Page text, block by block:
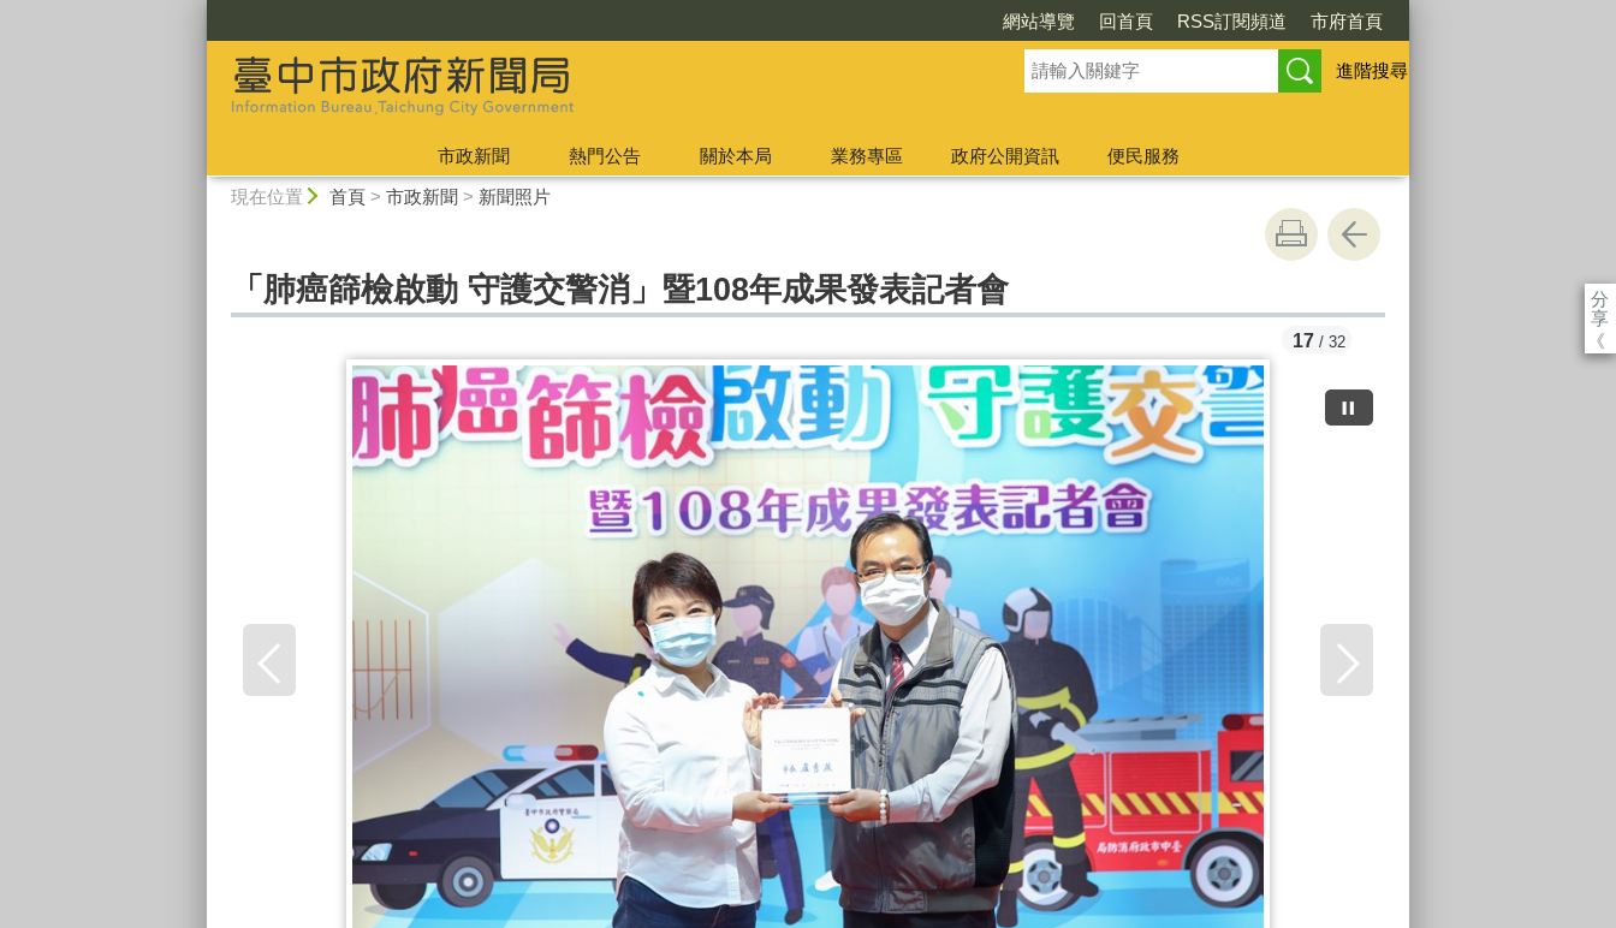
網站導覽 回首頁 RSS訂閱頻道 市府首頁
進階搜尋
市政新聞 熱門公告 關於本局 業務專區 政府公開資訊
便民服務
現在位置 首頁> 市政新聞 > 新聞照片
分
享
《
「肺癌篩檢啟動 守護交警消」暨108年成果發表記者會
18 / 32